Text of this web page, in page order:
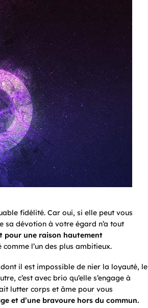
fidélité. Car oui, si elle peut vous
sa dévotion à votre égard n’a tout
pour une raison hautement
l’un des plus ambitieux.
il est impossible de nier la loyauté, le
c’est avec brio qu’elle s’engage à
lutter corps et âme pour vous
et d’une bravoure hors du commun.